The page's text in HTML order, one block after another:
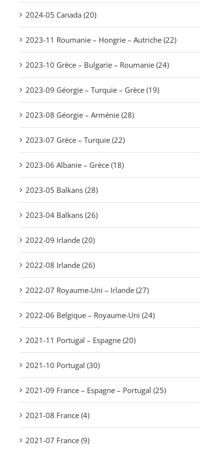
2024-05 Canada (20)
2023-11 Roumanie – Hongrie – Autriche (22)
2023-10 Grèce – Bulgarie – Roumanie (24)
2023-09 Géorgie – Turquie – Grèce (19)
2023-08 Géorgie – Arménie (28)
2023-07 Grèce – Turquie (22)
2023-06 Albanie – Grèce (18)
2023-05 Balkans (28)
2023-04 Balkans (26)
2022-09 Irlande (20)
2022-08 Irlande (26)
2022-07 Royaume-Uni – Irlande (27)
2022-06 Belgique – Royaume-Uni (24)
2021-11 Portugal – Espagne (20)
2021-10 Portugal (30)
2021-09 France – Espagne – Portugal (25)
2021-08 France (4)
2021-07 France (9)